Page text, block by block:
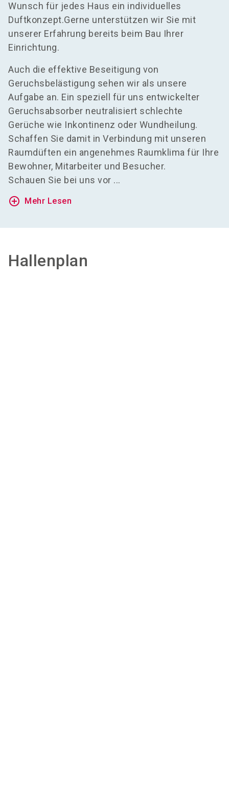
Wunsch für jedes Haus ein individuelles
Duftkonzept.Gerne unterstützen wir Sie mit
unserer Erfahrung bereits beim Bau Ihrer
Einrichtung.
Auch die effektive Beseitigung von
Geruchsbelästigung sehen wir als unsere
Aufgabe an. Ein speziell für uns entwickelter
Geruchsabsorber neutralisiert schlechte
Gerüche wie Inkontinenz oder Wundheilung.
Schaffen Sie damit in Verbindung mit unseren
Raumdüften ein angenehmes Raumklima für Ihre
Bewohner, Mitarbeiter und Besucher.
Schauen Sie bei uns vor ...
add_circle_outline Mehr Lesen
Hallenplan